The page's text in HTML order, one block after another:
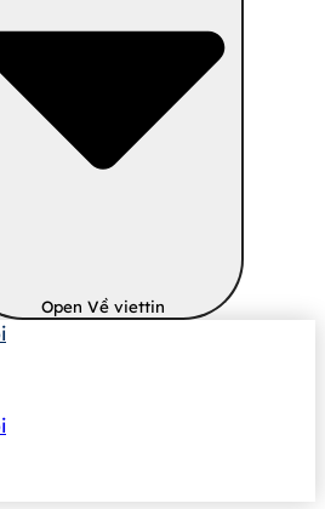
Open Về viettin